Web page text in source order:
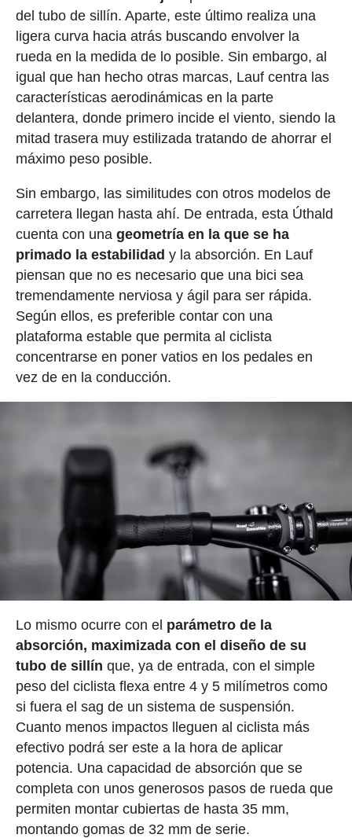
del tubo de sillín. Aparte, este último realiza una
ligera curva hacia atrás buscando envolver la
rueda en la medida de lo posible. Sin embargo, al
igual que han hecho otras marcas, Lauf centra las
características aerodinámicas en la parte
delantera, donde primero incide el viento, siendo la
mitad trasera muy estilizada tratando de ahorrar el
máximo peso posible.
Sin embargo, las similitudes con otros modelos de
carretera llegan hasta ahí. De entrada, esta Úthald
cuenta con una geometría en la que se ha
primado la estabilidad y la absorción. En Lauf
piensan que no es necesario que una bici sea
tremendamente nerviosa y ágil para ser rápida.
Según ellos, es preferible contar con una
plataforma estable que permita al ciclista
concentrarse en poner vatios en los pedales en
vez de en la conducción.
Lo mismo ocurre con el parámetro de la
absorción, maximizada con el diseño de su
tubo de sillín que, ya de entrada, con el simple
peso del ciclista flexa entre 4 y 5 milímetros como
si fuera el sag de un sistema de suspensión.
Cuanto menos impactos lleguen al ciclista más
efectivo podrá ser este a la hora de aplicar
potencia. Una capacidad de absorción que se
completa con unos generosos pasos de rueda que
permiten montar cubiertas de hasta 35 mm,
montando gomas de 32 mm de serie.